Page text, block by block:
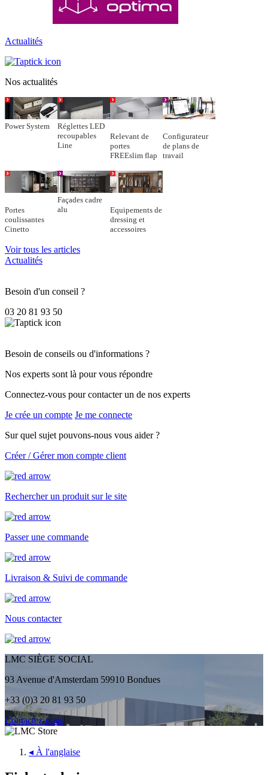
Actualités
Nos actualités
Power System
Réglettes LED
recoupables
Line
Relevant de
portes
FREEslim flap
Configurateur
de plans de
travail
Portes
coulissantes
Cinetto
Façades cadre
alu
Equipements de
dressing et
accessoires
Voir tous les articles
Actualités
Besoin d'un conseil ?
03 20 81 93 50
Besoin de conseils ou d'informations ?
Nos experts sont là pour vous répondre
Connectez-vous pour contacter un de nos experts
Je crée un compte Je me connecte
Sur quel sujet pouvons-nous vous aider ?
Créer / Gérer mon compte client
Rechercher un produit sur le site
Passer une commande
Livraison & Suivi de commande
Nous contacter
LMC SIÈGE SOCIAL
93 Avenue d'Amsterdam 59910 Bondues
+33 (0)3 20 81 93 50
Contactez-nous
◂ À l'anglaise